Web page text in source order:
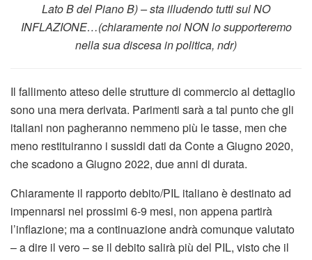
Lato B del Piano B) – sta illudendo tutti sul NO
INFLAZIONE…(chiaramente noi NON lo supporteremo
nella sua discesa in politica, ndr)
Il fallimento atteso delle strutture di commercio al dettaglio
sono una mera derivata. Parimenti sarà a tal punto che gli
italiani non pagheranno nemmeno più le tasse, men che
meno restituiranno i sussidi dati da Conte a Giugno 2020,
che scadono a Giugno 2022, due anni di durata.
Chiaramente il rapporto debito/PIL italiano è destinato ad
impennarsi nei prossimi 6-9 mesi, non appena partirà
l’inflazione; ma a continuazione andrà comunque valutato
– a dire il vero – se il debito salirà più del PIL, visto che il